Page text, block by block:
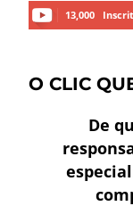
13,000
O CLIC
De